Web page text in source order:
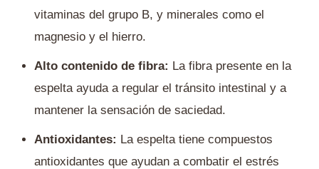
vitaminas del grupo B, y minerales como el
magnesio y el hierro.
Alto contenido de fibra: La fibra presente en la
espelta ayuda a regular el tránsito intestinal y a
mantener la sensación de saciedad.
Antioxidantes: La espelta tiene compuestos
antioxidantes que ayudan a combatir el estrés